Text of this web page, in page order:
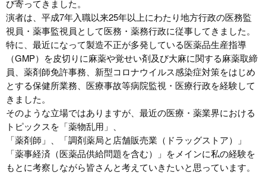
び寄ってきました。
演者は、平成7年入職以来25年以上にわたり地方行政の医務監
視員・薬事監視員として医務・薬務行政に従事してきました。
特に、最近になって製造不正が多発している医薬品生産指導
（GMP）を皮切りに麻薬や覚せい剤及び大麻に関する麻薬取締
員、薬剤師免許事務、新型コロナウイルス感染症対策をはじめ
とする保健所業務、医療事故等病院監視・医療行政を経験して
きました。
そのような立場ではありますが、最近の医療・薬業界における
トピックスを「薬物乱用」、
「薬剤師」、「調剤薬局と店舗販売業（ドラッグストア）」
「薬事経済（医薬品供給問題を含む）」をメインに私の経験を
もとに考察しながら皆さんと考えていきたいと思っています。